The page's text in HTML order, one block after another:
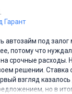
Гарант
автозайм под залог
потому что
срочные расходы.
решении. Ставка
взгляд
но в